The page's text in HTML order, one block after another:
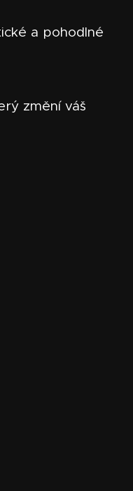
a pohodlné
změní váš